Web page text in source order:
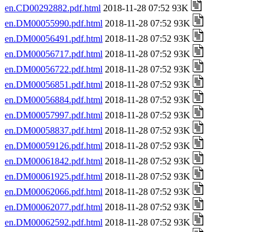
en.CD00292882.pdf.html 2018-11-28 07:52 93K
en.DM00055990.pdf.html 2018-11-28 07:52 93K
en.DM00056491.pdf.html 2018-11-28 07:52 93K
en.DM00056717.pdf.html 2018-11-28 07:52 93K
en.DM00056722.pdf.html 2018-11-28 07:52 93K
en.DM00056851.pdf.html 2018-11-28 07:52 93K
en.DM00056884.pdf.html 2018-11-28 07:52 93K
en.DM00057997.pdf.html 2018-11-28 07:52 93K
en.DM00058837.pdf.html 2018-11-28 07:52 93K
en.DM00059126.pdf.html 2018-11-28 07:52 93K
en.DM00061842.pdf.html 2018-11-28 07:52 93K
en.DM00061925.pdf.html 2018-11-28 07:52 93K
en.DM00062066.pdf.html 2018-11-28 07:52 93K
en.DM00062077.pdf.html 2018-11-28 07:52 93K
en.DM00062592.pdf.html 2018-11-28 07:52 93K